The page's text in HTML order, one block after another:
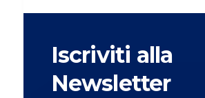
Iscriviti alla
Newsletter